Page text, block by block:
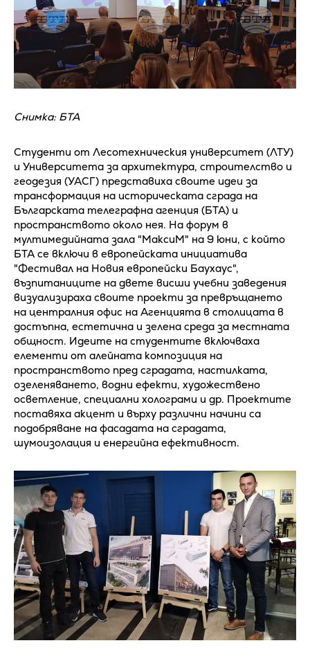
Снимка: БТА
Студенти от Лесотехническия университет (ЛТУ)
и Университета за архитектура, строителство и
геодезия (УАСГ) представиха своите идеи за
трансформация на историческата сграда на
Българската телеграфна агенция (БТА) и
пространството около нея. На форум в
мултимедийната зала "МаксиМ" на 9 юни, с който
БТА се включи в европейската инициатива
"Фестивал на Новия европейски Баухаус",
възпитаниците на двете висши учебни заведения
визуализираха своите проекти за превръщането
на централния офис на Агенцията в столицата в
достъпна, естетична и зелена среда за местната
общност. Идеите на студентите включваха
елементи от алейната композиция на
пространството пред сградата, настилката,
озеленяването, водни ефекти, художествено
осветление, специални холограми и др. Проектите
поставяха акцент и върху различни начини са
подобряване на фасадата на сградата,
шумоизолация и енергийна ефективност.